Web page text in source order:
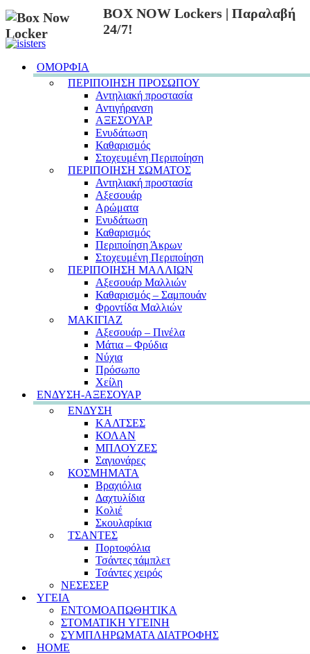
BOX NOW Lockers | Παραλαβή
24/7!
ΟΜΟΡΦΙΑ
ΠΕΡΙΠΟΙΗΣΗ ΠΡΟΣΩΠΟΥ
Αντηλιακή προστασία
Αντιγήρανση
ΑΞΕΣΟΥΑΡ
Ενυδάτωση
Καθαρισμός
Στοχευμένη Περιποίηση
ΠΕΡΙΠΟΙΗΣΗ ΣΩΜΑΤΟΣ
Αντηλιακή προστασία
Αξεσουάρ
Αρώματα
Ενυδάτωση
Καθαρισμός
Περιποίηση Άκρων
Στοχευμένη Περιποίηση
ΠΕΡΙΠΟΙΗΣΗ ΜΑΛΛΙΩΝ
Αξεσουάρ Μαλλιών
Καθαρισμός – Σαμπουάν
Φροντίδα Μαλλιών
ΜΑΚΙΓΙΑΖ
Αξεσουάρ – Πινέλα
Μάτια – Φρύδια
Νύχια
Πρόσωπο
Χείλη
ΕΝΔΥΣΗ-ΑΞΕΣΟΥΑΡ
ΕΝΔΥΣΗ
ΚΑΛΤΣΕΣ
ΚΟΛΑΝ
ΜΠΛΟΥΖΕΣ
Σαγιονάρες
ΚΟΣΜΗΜΑΤΑ
Βραχιόλια
Δαχτυλίδια
Κολιέ
Σκουλαρίκια
ΤΣΑΝΤΕΣ
Πορτοφόλια
Τσάντες τάμπλετ
Τσάντες χειρός
ΝΕΣΕΣΕΡ
ΥΓΕΙΑ
ΕΝΤΟΜΟΑΠΩΘΗΤΙΚΑ
ΣΤΟΜΑΤΙΚΗ ΥΓΕΙΝΗ
ΣΥΜΠΛΗΡΩΜΑΤΑ ΔΙΑΤΡΟΦΗΣ
HOME